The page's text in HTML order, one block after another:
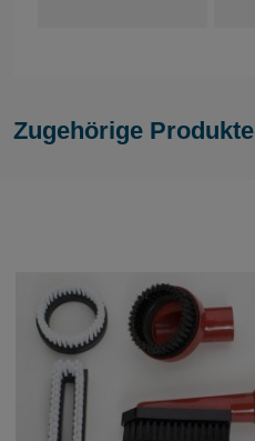
Zugehörige Produkte